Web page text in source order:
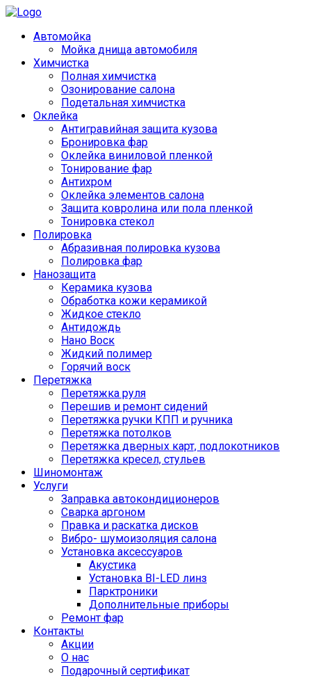
Автомойка
Мойка днища автомобиля
Химчистка
Полная химчистка
Озонирование салона
Подетальная химчистка
Оклейка
Антигравийная защита кузова
Бронировка фар
Оклейка виниловой пленкой
Тонирование фар
Антихром
Оклейка элементов салона
Защита ковролина или пола пленкой
Тонировка стекол
Полировка
Абразивная полировка кузова
Полировка фар
Нанозащита
Керамика кузова
Обработка кожи керамикой
Жидкое стекло
Антидождь
Нано Воск
Жидкий полимер
Горячий воск
Перетяжка
Перетяжка руля
Перешив и ремонт сидений
Перетяжка ручки КПП и ручника
Перетяжка потолков
Перетяжка дверных карт, подлокотников
Перетяжка кресел, стульев
Шиномонтаж
Услуги
Заправка автокондиционеров
Сварка аргоном
Правка и раскатка дисков
Вибро- шумоизоляция салона
Установка аксессуаров
Акустика
Установка BI-LED линз
Парктроники
Дополнительные приборы
Ремонт фар
Контакты
Акции
О нас
Подарочный сертификат